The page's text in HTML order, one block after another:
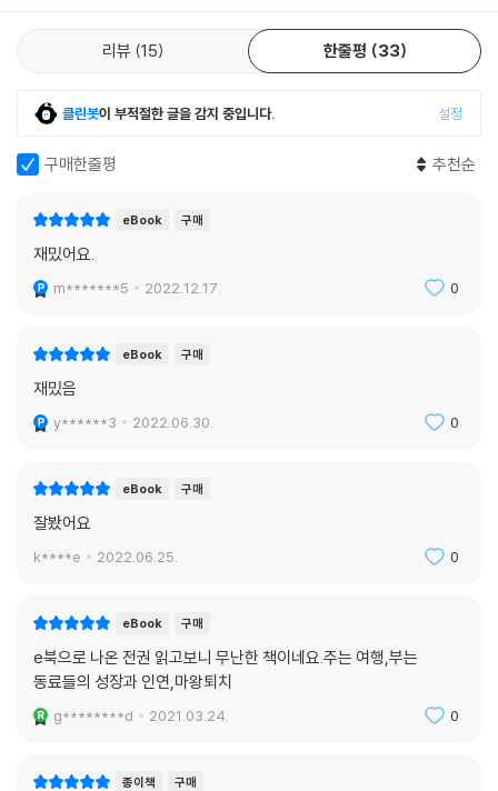
리뷰 15 한줄평 33
클린봇이 부적절한 글을 감지 중입니다. 설정
구매한줄평 추천순
eBook 구매
재밌어요.
m*******5 2022.12.17. 0
eBook 구매
재밌음
y******3 2022.06.30. 0
eBook 구매
잘봤어요
k****e 2022.06.25. 0
eBook 구매
e북으로 나온 전권 읽고보니 무난한 책이네요.주는 여행,부는
동료들의 성장과 인연,마왕퇴치
g********d 2021.03.24. 0
종이책 구매